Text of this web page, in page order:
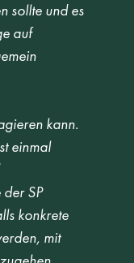
sollte und es
auf
kann.
einmal
SP
konkrete
mit